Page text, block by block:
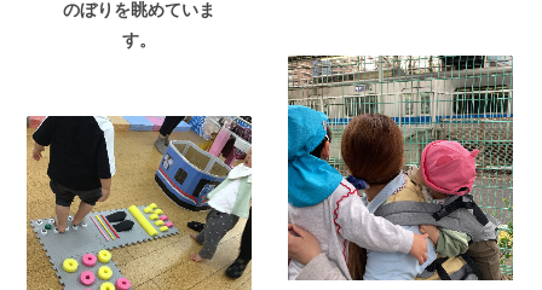
のぼりを眺めていま
す。